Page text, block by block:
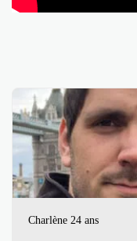
Charlène 24 ans